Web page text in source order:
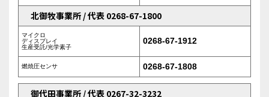
北御牧事業所 / 代表 0268-67-1800
マイクロ
ディスプレイ
生産受託/光学素子
0268-67-1912
燃焼圧センサ 0268-67-1808
御代田事業所 / 代表 0267-32-3232